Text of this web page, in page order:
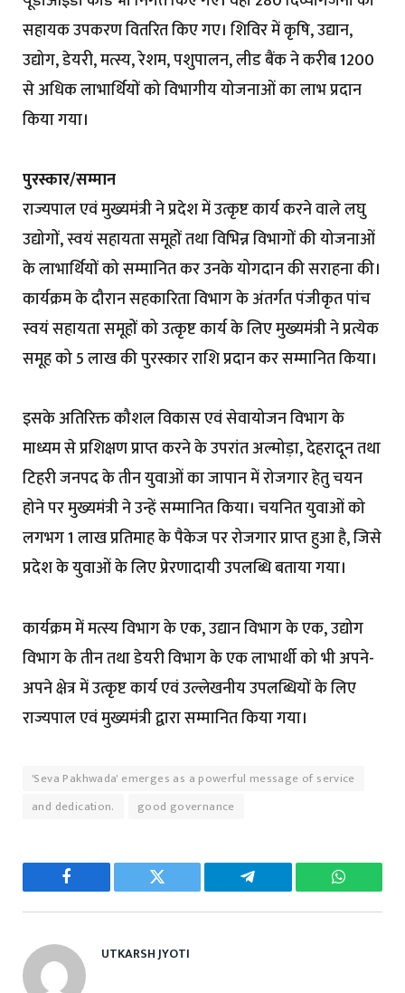
सहायक उपकरण वितरित किए गए। शिविर में कृषि, उद्यान,
उद्योग, डेयरी, मत्स्य, रेशम, पशुपालन, लीड बैंक ने करीब 1200
से अधिक लाभार्थियों को विभागीय योजनाओं का लाभ प्रदान
किया गया।
पुरस्कार/सम्मान
राज्यपाल एवं मुख्यमंत्री ने प्रदेश में उत्कृष्ट कार्य करने वाले लघु
उद्योगों, स्वयं सहायता समूहों तथा विभिन्न विभागों की योजनाओं
के लाभार्थियों को सम्मानित कर उनके योगदान की सराहना की।
कार्यक्रम के दौरान सहकारिता विभाग के अंतर्गत पंजीकृत पांच
स्वयं सहायता समूहों को उत्कृष्ट कार्य के लिए मुख्यमंत्री ने प्रत्येक
समूह को ₹5 लाख की पुरस्कार राशि प्रदान कर सम्मानित किया।
इसके अतिरिक्त कौशल विकास एवं सेवायोजन विभाग के
माध्यम से प्रशिक्षण प्राप्त करने के उपरांत अल्मोड़ा, देहरादून तथा
टिहरी जनपद के तीन युवाओं का जापान में रोजगार हेतु चयन
होने पर मुख्यमंत्री ने उन्हें सम्मानित किया। चयनित युवाओं को
लगभग ₹1 लाख प्रतिमाह के पैकेज पर रोजगार प्राप्त हुआ है, जिसे
प्रदेश के युवाओं के लिए प्रेरणादायी उपलब्धि बताया गया।
कार्यक्रम में मत्स्य विभाग के एक, उद्यान विभाग के एक, उद्योग
विभाग के तीन तथा डेयरी विभाग के एक लाभार्थी को भी अपने-
अपने क्षेत्र में उत्कृष्ट कार्य एवं उल्लेखनीय उपलब्धियों के लिए
राज्यपाल एवं मुख्यमंत्री द्वारा सम्मानित किया गया।
'Seva Pakhwada' emerges as a powerful message of service
and dedication.
good governance
Facebook Twitter Telegram
UTKARSH JYOTI